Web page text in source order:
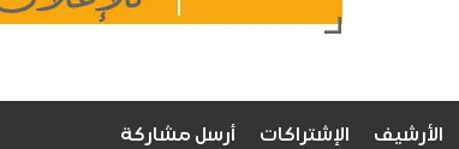
الأرشيف الإشتراكات أرسل مشاركة